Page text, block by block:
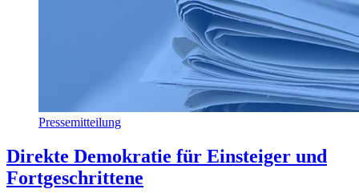
Pressemitteilung
Direkte Demokratie für Einsteiger und
Fortgeschrittene